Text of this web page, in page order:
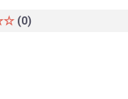
(0)